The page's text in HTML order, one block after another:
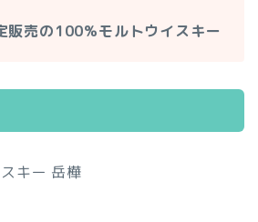
販売の100%モルトウイスキー
キー 岳樺